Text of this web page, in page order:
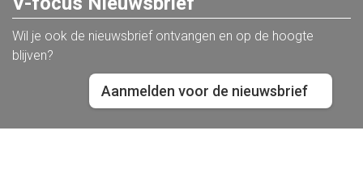
Wil je ook de nieuwsbrief ontvangen en op de hoogte
blijven?
Aanmelden voor de nieuwsbrief